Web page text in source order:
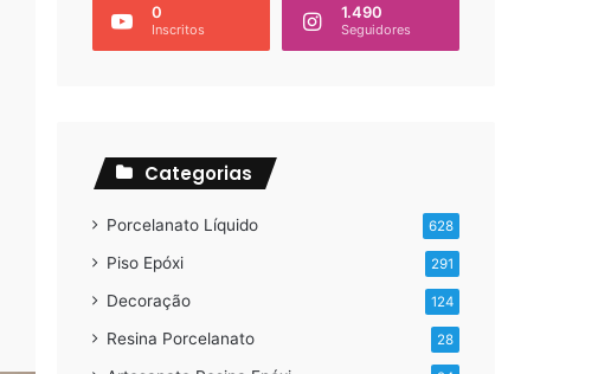
0
Inscritos
1.490
Seguidores
Categorias
Porcelanato Líquido 628
Piso Epóxi 291
Decoração 124
Resina Porcelanato 28